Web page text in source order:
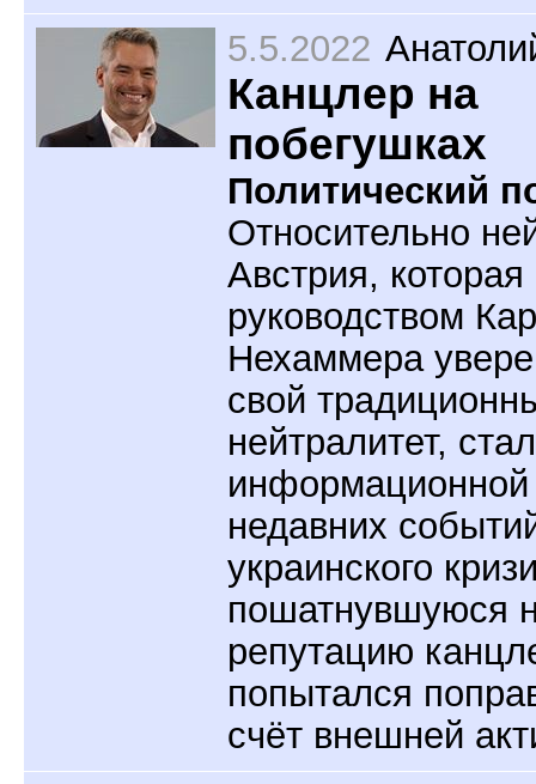
5.5.2022
Канцлер на
побегушках
Политический
Относительно
Австрия, которая
руководством
Нехаммера
свой
нейтралитет,
информационной
недавних
украинского
пошатнувшуюся
репутацию
попытался
счёт внешней